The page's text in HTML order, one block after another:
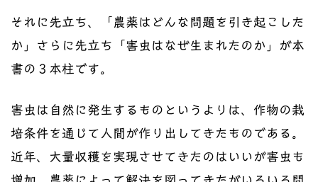
それに先立ち、「農薬はどんな問題を引き起こした
か」さらに先立ち「害虫はなぜ生まれたのか」が本
書の３本柱です。
害虫は自然に発生するものというよりは、作物の栽
培条件を通じて人間が作り出してきたものである。
近年、大量収穫を実現させてきたのはいいが害虫も